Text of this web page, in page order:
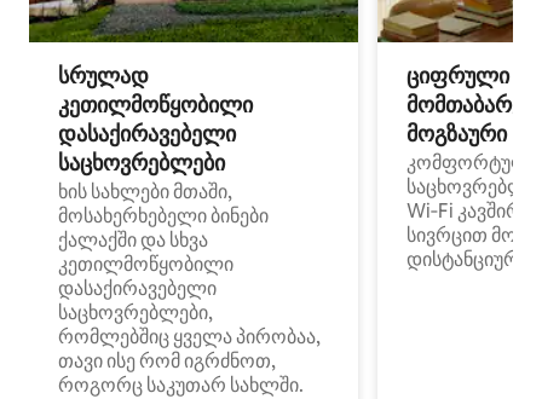
სრულად
კეთილმოწყობილი
დასაქირავებელი
საცხოვრებლები
ხის სახლები მთაში,
მოსახერხებელი ბინები
ქალაქში და სხვა
კეთილმოწყობილი
დასაქირავებელი
საცხოვრებლები,
რომლებშიც ყველა პირობაა,
თავი ისე რომ იგრძნოთ,
როგორც საკუთარ სახლში.
ციფრული
მოგზაური
კომფორტული
Wi‑Fi
სივრცით
დისტანციური